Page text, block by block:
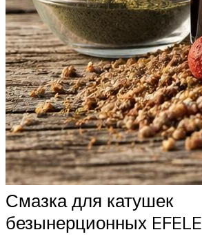
Смазка для катушек
безынерционных EFELE